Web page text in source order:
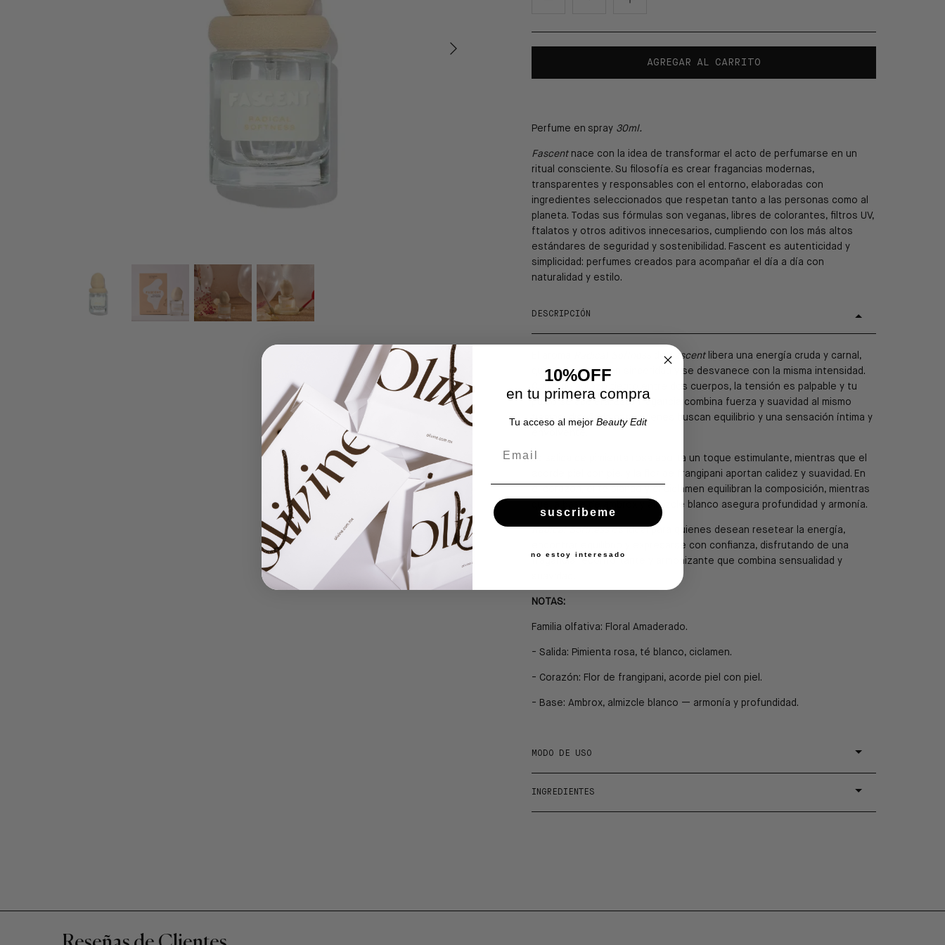
AGREGAR AL CARRITO
Perfume en spray 30ml.
Fascentnace con la idea de transformar el acto de perfumarse en un
ritual consciente. Su filosofía es crear fragancias modernas,
transparentes y responsables con el entorno, elaboradas con
ingredientes seleccionados que respetan tanto a las personas como al
planeta. Todas sus fórmulas son veganas, libres de colorantes, filtros UV,
ftalatos y otros aditivos innecesarios, cumpliendo con los más altos
estándares de seguridad y sostenibilidad. Fascent es autenticidad y
simplicidad: perfumes creados para acompañar el día a día con
naturalidad y estilo.
DESCRIPCIÓN
de Fascentlibera una energía cruda y carnal,
que se impone con sinceridad y se desvanece con la misma intensidad.
Como un abrazo tierno entre dos cuerpos, la tensión es palpable y tu
pulso se acelera. Esta fragancia combina fuerza y suavidad al mismo
tiempo, diseñada para quienes buscan equilibrio y una sensación íntima y
La salida de pimienta rosa aporta un toque estimulante, mientras que el
acorde piel con piel y la flor de frangipani aportan calidez y suavidad. En
el corazón, el té blanco y el ciclamen equilibran la composición, mientras
que la base de ambrox y almizcle blanco asegura profundidad y armonía.
Radical Softnesses ideal para quienes desean resetear la energía,
encontrar equilibrio y expresarse con confianza, disfrutando de una
fragancia reconfortante y armonizante que combina sensualidad y
NOTAS:
Familia olfativa: Floral Amaderado.
- Salida: Pimienta rosa, té blanco, ciclamen.
- Corazón: Flor de frangipani, acorde piel con piel.
- Base: Ambrox, almizcle blanco — armonía y profundidad.
MODO DE USO
INGREDIENTES
10%OFF
en tu primera compra
Tu acceso al mejor Beauty Edit
suscribeme
no estoy interesado